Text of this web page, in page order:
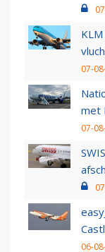
07-
met
07-
06-